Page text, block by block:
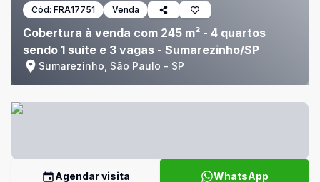
Cód: FRA17751 Venda
Cobertura à venda com 245 m² - 4 quartos
sendo 1 suíte e 3 vagas - Sumarezinho/SP
Sumarezinho, São Paulo - SP
Agendar visita WhatsApp